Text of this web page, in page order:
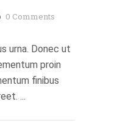
0 Comments
urna. Donec ut
proin
finibus
...